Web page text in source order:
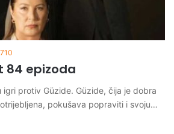
710
84 epizoda
protiv Güzide. Güzide, čija je dobra
pokušava popraviti i svoju…